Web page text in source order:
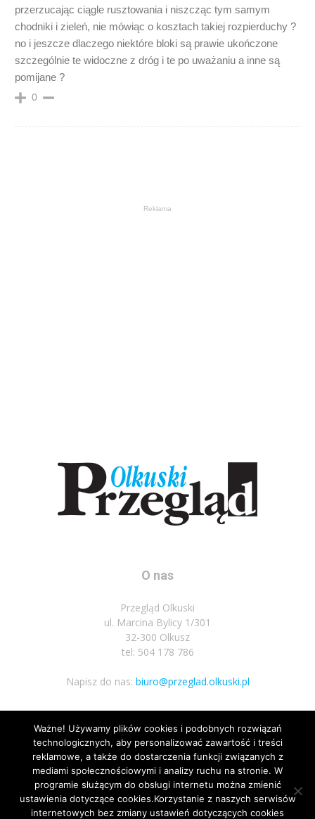
przerzucając ciągle rusztowania i niszcząc tym samym
chodniki i zieleń, nie mówiąc o kosztach takiej rozpierduchy ?
no i jeszcze dlaczego niektóre bloki są prawie ukończone
szczególnie te widoczne z dróg i te po uważaniu a inne są
pomijane ?
0
Reklama
O nas
Przegląd Olkuski
ul. Marcina Bylicy 1/301
32-300 Olkusz
tel: 504 178 786
Napisz do nas: biuro@przeglad.olkuski.pl
Podążaj za nami
Ważne! Używamy plików cookies i podobnych rozwiązań
technologicznych, aby personalizować zawartość i treści
reklamowe, a także do dostarczenia funkcji związanych z
mediami społecznościowymi i analizy ruchu na stronie. W
programie służącym do obsługi internetu można zmienić
ustawienia dotyczące cookies.Korzystanie z naszych serwisów
internetowych bez zmiany ustawień dotyczących cookies